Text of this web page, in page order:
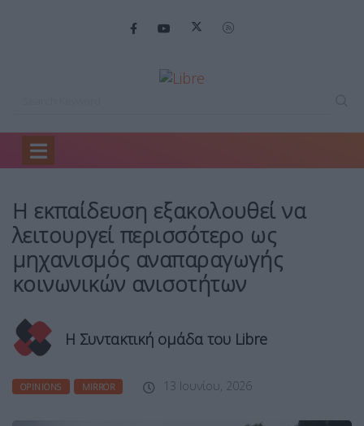
Home
Η εκπαίδευση εξακολουθεί να
λειτουργεί περισσότερο ως
μηχανισμός αναπαραγωγής
κοινωνικών ανισοτήτων
Η Συντακτική ομάδα του Libre
OPINIONS MIRROR 13 Ιουνίου, 2026